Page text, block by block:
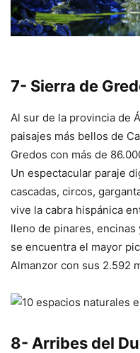
7- Sierra de
Al sur de la provincia de
paisajes más bellos de
Gredos con más de
Un espectacular paraje
cascadas, circos,
vive la cabra hispánica
lleno de pinares, encinas
se encuentra el mayor
Almanzor con sus 2.592
8- Arribes del